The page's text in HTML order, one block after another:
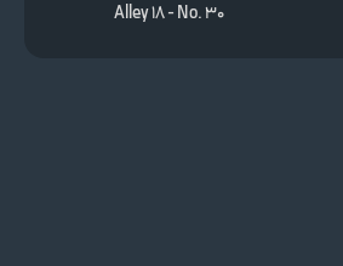
Alley 18 - No. 30